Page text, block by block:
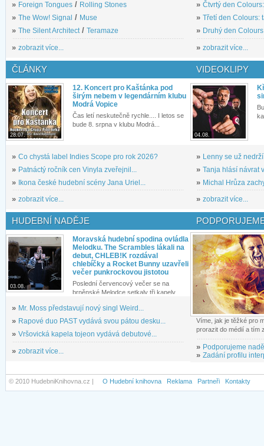
» Foreign Tongues / Rolling Stones
» The Wow! Signal / Muse
» The Silent Architect/ Teramaze
» zobrazit více...
» Čtvrtý den
» Třetí den Colours:
» Druhý den
» zobrazit více...
ČLÁNKY
28.07.
12. Koncert pro Kaštánka pod
širým nebem v legendárním klubu
Modrá Vopice
Čas letí neskutečně rychle.... I letos se
bude 8. srpna v klubu Modrá...
» Co chystá label Indies Scope pro rok 2026?
» Patnáctý ročník cen Vinyla zveřejnil...
» Ikona české hudební scény Jana Uriel...
» zobrazit více...
VIDEOKLIPY
04.08.
» Lenny se už
» Tanja hlásí návrat
» Michal Hrůza
» zobrazit více...
HUDEBNÍ NADĚJE
03.08.
Moravská hudební spodina ovládla
Melodku. The Scrambles lákali na
debut, CHLEB!K rozdával
chlebíčky a Rocket Bunny uzavřeli
večer punkrockovou jistotou
Poslední červencový večer se na
brněnské Melodce setkaly tři kapely...
» Mr. Moss představují nový singl Weird...
» Rapové duo PAST vydává svou pátou desku...
» Vršovická kapela tojeon vydává debutové...
» zobrazit více...
Víme, jak je těžké pro
prorazit do médií a tím
» Podporujeme
» Zadání profilu
© 2010 HudebniKnihovna.cz | O Hudební knihovna Reklama Partneři Kontakty